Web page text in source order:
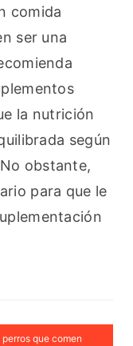
comida
ser una
la nutrición
según
obstante,
para que le
que comen